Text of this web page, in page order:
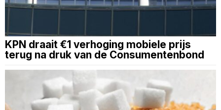
KPN draait €1 verhoging mobiele prijs
terug na druk van de Consumentenbond